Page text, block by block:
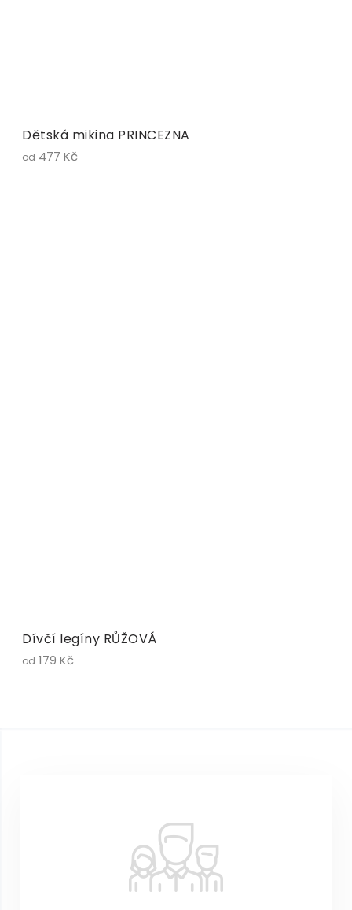
Dětská mikina PRINCEZNA
od 477 Kč
Dívčí legíny RŮŽOVÁ
od 179 Kč